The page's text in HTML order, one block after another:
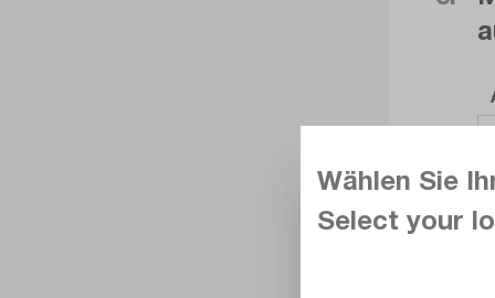
Wählen Sie
Select your